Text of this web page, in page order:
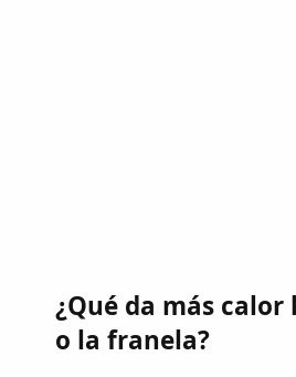
¿Qué da más
o la franela?